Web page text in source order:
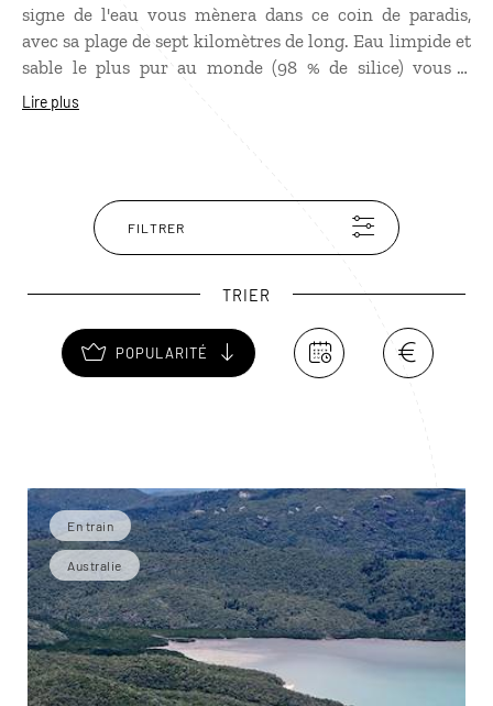
signe de l'eau vous mènera dans ce coin de paradis,
avec sa plage de sept kilomètres de long. Eau limpide et
sable le plus pur au monde (98 % de silice) vous y
attendent. Déclarées parc naturel et marin, les
de se laisser tenter par du snorkeling dans l'une des
baies de Hook Island, par exemple. Pour vous rendre
sur ces îles, empruntez un bateau à la journée à Airlie
voilier pour les découvrir en toute liberté. Vous
prolongerez votre périple en Australie par la
découverte de la Grande Barrière de corail.
Lire plus
FILTRER
TRIER
POPULARITÉ
En train
Australie